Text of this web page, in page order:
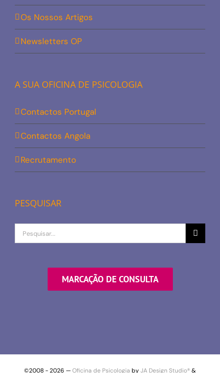
Os Nossos Artigos
Newsletters OP
A SUA OFICINA DE PSICOLOGIA
Contactos Portugal
Contactos Angola
Recrutamento
PESQUISAR
Procurar
por
MARCAÇÃO DE CONSULTA
©2008 -2026 —Oficina de Psicologia byJA Design Studio®&